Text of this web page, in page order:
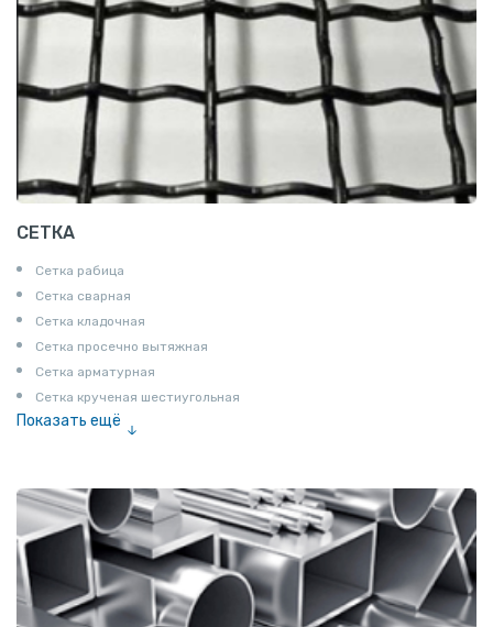
СЕТКА
Сетка рабица
Сетка сварная
Сетка кладочная
Сетка просечно вытяжная
Сетка арматурная
Сетка крученая шестиугольная
Показать ещё